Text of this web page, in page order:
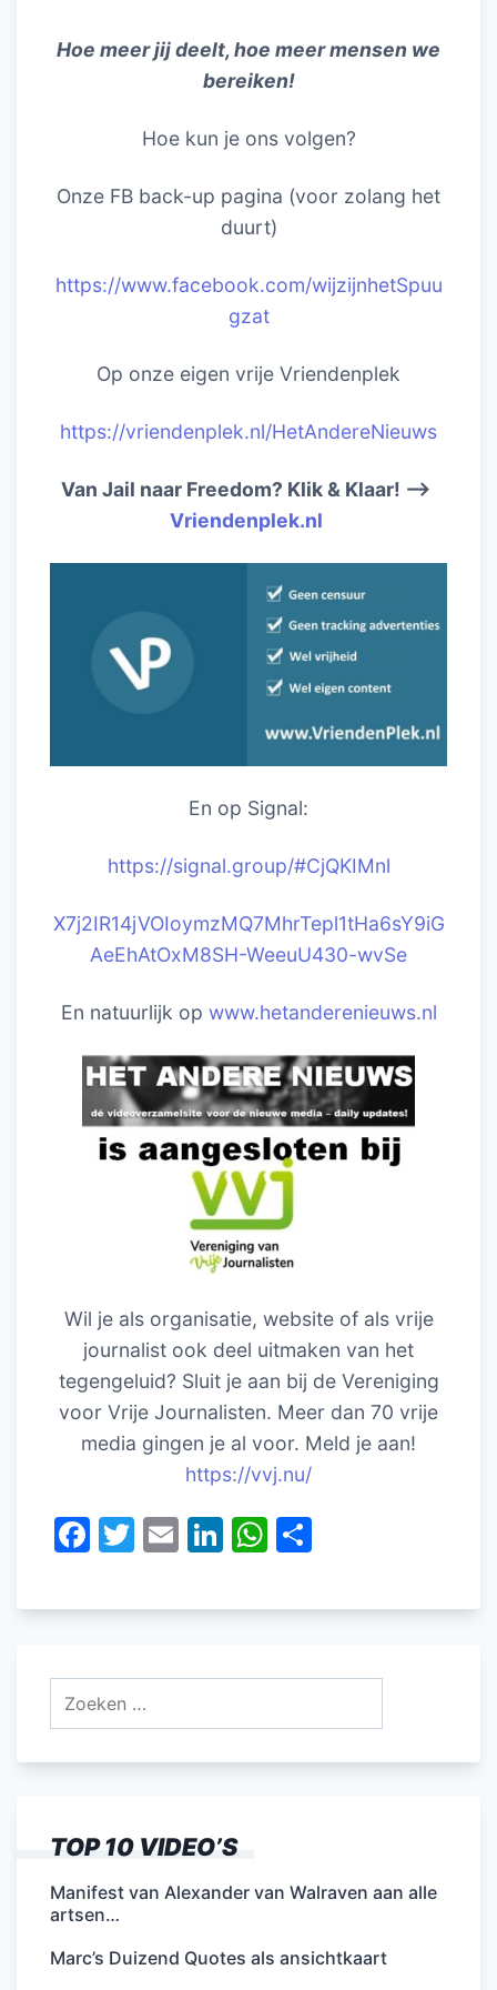
Hoe meer jij deelt, hoe meer mensen we
bereiken!
Hoe kun je ons volgen?
Onze FB back-up pagina (voor zolang het
duurt)
https://www.facebook.com/wijzijnhetSpuu
gzat
Op onze eigen vrije Vriendenplek
https://vriendenplek.nl/HetAndereNieuws
Van Jail naar Freedom? Klik & Klaar! –>
Vriendenplek.nl
En op Signal:
https://signal.group/#CjQKIMnl
X7j2IR14jVOIoymzMQ7MhrTepl1tHa6sY9iG
AeEhAtOxM8SH-WeeuU430-wvSe
En natuurlijk op www.hetanderenieuws.nl
Wil je als organisatie, website of als vrije
journalist ook deel uitmaken van het
tegengeluid? Sluit je aan bij de Vereniging
voor Vrije Journalisten. Meer dan 70 vrije
media gingen je al voor. Meld je aan!
https://vvj.nu/
F
c
b
o
T
itt
E
ai
Li
k
dI
W
at
A
e
TOP 10 VIDEO’S
Manifest van Alexander van Walraven aan alle
artsen…
Marc’s Duizend Quotes als ansichtkaart